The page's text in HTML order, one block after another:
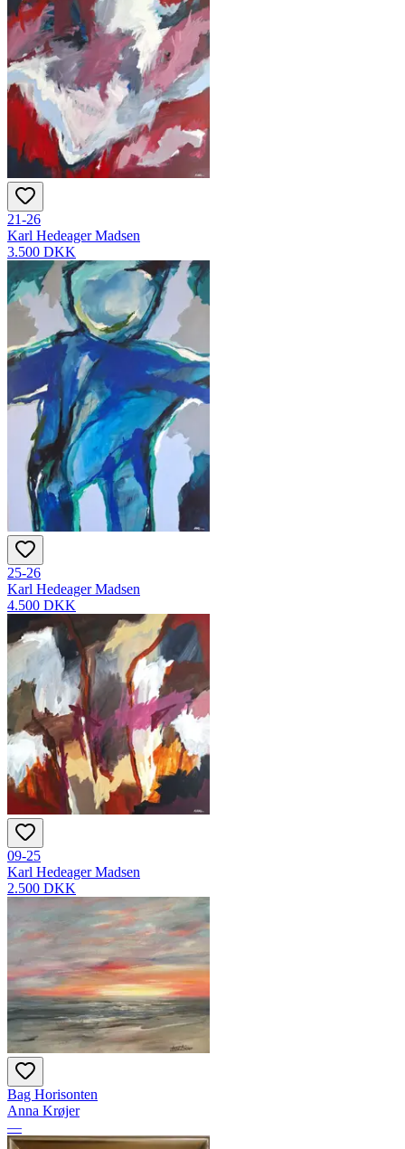
21-26
Karl Hedeager Madsen
3.500 DKK
25-26
Karl Hedeager Madsen
4.500 DKK
09-25
Karl Hedeager Madsen
2.500 DKK
Bag Horisonten
Anna Krøjer
—